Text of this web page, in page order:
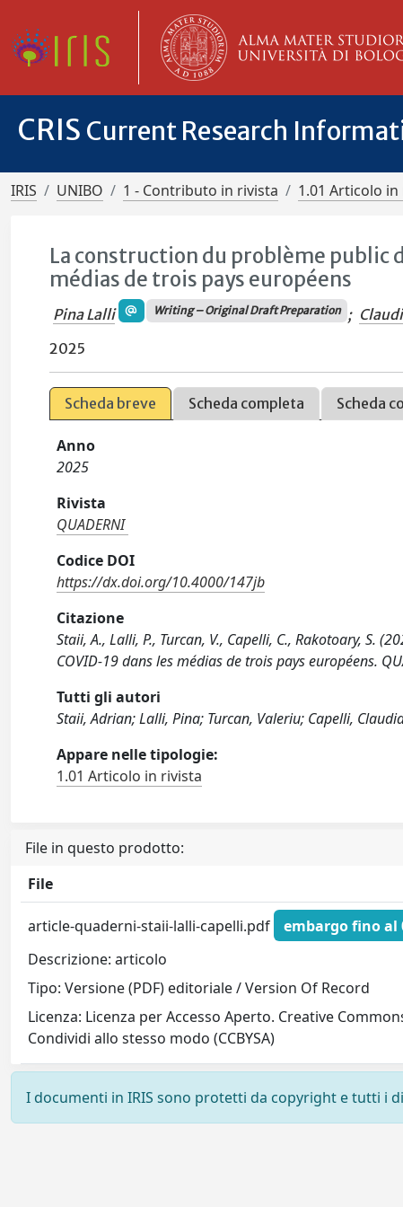
CRIS Current Research
IRIS UNIBO 1 - Contributo in rivista 1.01 Articolo in
La construction du problème public
médias de trois pays européens
Pina Lalli Writing – Original Draft Preparation ;
2025
Scheda breve Scheda completa Scheda
Anno
2025
Rivista
QUADERNI
Codice DOI
https://dx.doi.org/10.4000/147jb
Citazione
Staii, A., Lalli, P., Turcan, V., Capelli, C., Rakotoary, S.
COVID-19 dans les médias de trois pays européens.
Tutti gli autori
Staii, Adrian; Lalli, Pina; Turcan, Valeriu; Capelli,
Appare nelle tipologie:
1.01 Articolo in rivista
File in questo prodotto:
File
article-quaderni-staii-lalli-capelli.pdf
embargo fino al
Descrizione: articolo
Tipo: Versione (PDF) editoriale / Version Of Record
Licenza: Licenza per Accesso Aperto. Creative
Condividi allo stesso modo (CCBYSA)
I documenti in IRIS sono protetti da copyright e tutti i